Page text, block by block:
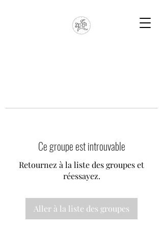
Ce groupe est introuvable
Retournez à la liste des groupes et
réessayez.
Aller à la liste des groupes